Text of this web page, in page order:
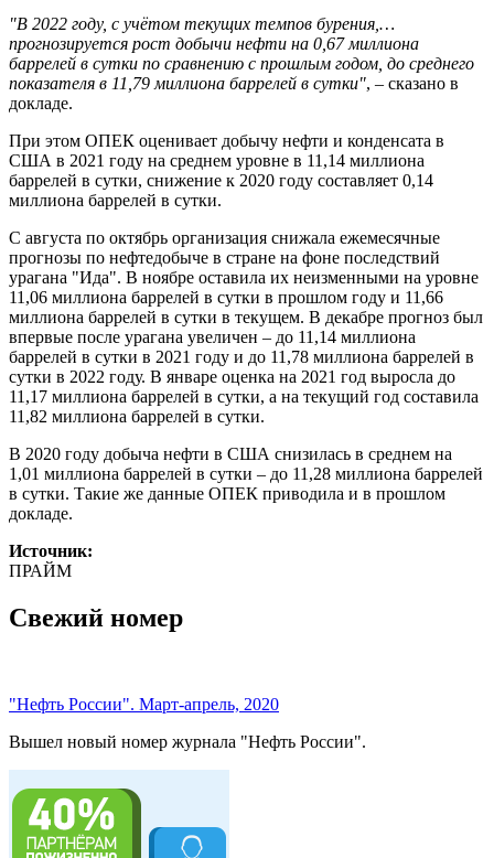
"В 2022 году, с учётом текущих темпов бурения,…
прогнозируется рост добычи нефти на 0,67 миллиона
баррелей в сутки по сравнению с прошлым годом, до среднего
показателя в 11,79 миллиона баррелей в сутки", – сказано в
докладе.
При этом ОПЕК оценивает добычу нефти и конденсата в
США в 2021 году на среднем уровне в 11,14 миллиона
баррелей в сутки, снижение к 2020 году составляет 0,14
миллиона баррелей в сутки.
С августа по октябрь организация снижала ежемесячные
прогнозы по нефтедобыче в стране на фоне последствий
урагана "Ида". В ноябре оставила их неизменными на уровне
11,06 миллиона баррелей в сутки в прошлом году и 11,66
миллиона баррелей в сутки в текущем. В декабре прогноз был
впервые после урагана увеличен – до 11,14 миллиона
баррелей в сутки в 2021 году и до 11,78 миллиона баррелей в
сутки в 2022 году. В январе оценка на 2021 год выросла до
11,17 миллиона баррелей в сутки, а на текущий год составила
11,82 миллиона баррелей в сутки.
В 2020 году добыча нефти в США снизилась в среднем на
1,01 миллиона баррелей в сутки – до 11,28 миллиона баррелей
в сутки. Такие же данные ОПЕК приводила и в прошлом
докладе.
Источник:
ПРАЙМ
Свежий номер
"Нефть России". Март-апрель, 2020
Вышел новый номер журнала "Нефть России".